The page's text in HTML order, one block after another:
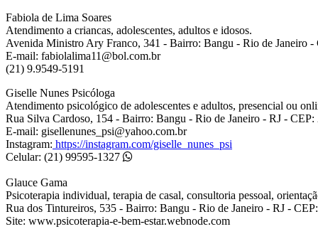
Fabiola de Lima Soares
Atendimento a criancas, adolescentes, adultos e idosos.
Avenida Ministro Ary Franco, 341 - Bairro: Bangu - Rio de Janeiro -
E-mail: fabiolalima11@bol.com.br
(21) 9.9549-5191
Giselle Nunes Psicóloga
Atendimento psicológico de adolescentes e adultos, presencial ou
Rua Silva Cardoso, 154 - Bairro: Bangu - Rio de Janeiro - RJ - CEP:
E-mail: gisellenunes_psi@yahoo.com.br
Instagram: https://instagram.com/giselle_nunes_psi
Celular: (21) 99595-1327
Glauce Gama
Psicoterapia individual, terapia de casal, consultoria pessoal,
Rua dos Tintureiros, 535 - Bairro: Bangu - Rio de Janeiro - RJ -
Site: www.psicoterapia-e-bem-estar.webnode.com